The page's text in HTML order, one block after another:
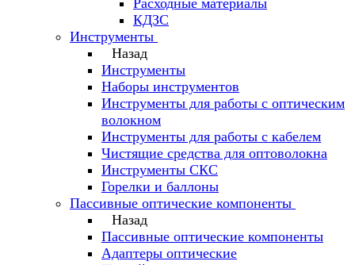
Расходные материалы
КДЗС
Инструменты
Назад
Инструменты
Наборы инструментов
Инструменты для работы с оптическим
волокном
Инструменты для работы с кабелем
Чистящие средства для оптоволокна
Инструменты СКС
Горелки и баллоны
Пассивные оптические компоненты
Назад
Пассивные оптические компоненты
Адаптеры оптические